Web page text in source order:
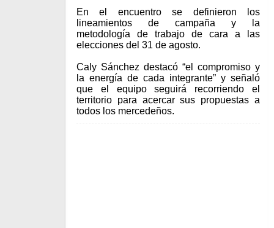
En el encuentro se definieron los
lineamientos de campaña y la
metodología de trabajo de cara a las
elecciones del 31 de agosto.
Caly Sánchez destacó “el compromiso y
la energía de cada integrante” y señaló
que el equipo seguirá recorriendo el
territorio para acercar sus propuestas a
todos los mercedeños.